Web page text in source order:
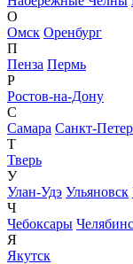
О
Омск Оренбург
П
Пенза Пермь
Р
Ростов-на-Дону
С
Самара Санкт-
Т
Тверь
У
Улан-Удэ Ульяновск
Ч
Чебоксары
Я
Якутск